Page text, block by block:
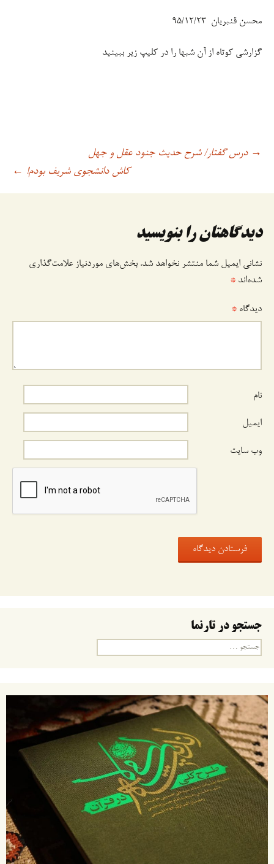
محسن قنبریان ۹۵/۱۲/۲۳
گزارشی کوتاه از آن شبها را در کلیپ زیر ببینید
ناوبری
نوشته
→ درس گفتار/ شرح حدیث جنود عقل و جهل
کاش دانشجوی شریف بودم! ←
دیدگاهتان را بنویسید
نشانی ایمیل شما منتشر نخواهد شد. بخش‌های موردنیاز علامت‌گذاری
شده‌اند *
دیدگاه *
نام
ایمیل
وب‌ سایت
جستجو در تارنما
جستجو